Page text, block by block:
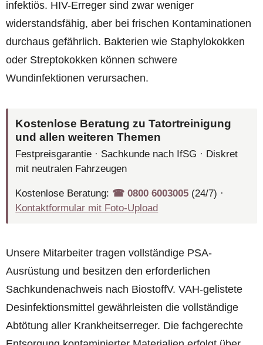
infektiös. HIV-Erreger sind zwar weniger
widerstandsfähig, aber bei frischen Kontaminationen
durchaus gefährlich. Bakterien wie Staphylokokken
oder Streptokokken können schwere
Wundinfektionen verursachen.
Kostenlose Beratung zu Tatortreinigung
und allen weiteren Themen
Festpreisgarantie · Sachkunde nach IfSG · Diskret
mit neutralen Fahrzeugen
Kostenlose Beratung: ☎︎ 0800 6003005 (24/7) ·
Kontaktformular mit Foto-Upload
Unsere Mitarbeiter tragen vollständige PSA-
Ausrüstung und besitzen den erforderlichen
Sachkundenachweis nach BiostoffV. VAH-gelistete
Desinfektionsmittel gewährleisten die vollständige
Abtötung aller Krankheitserreger. Die fachgerechte